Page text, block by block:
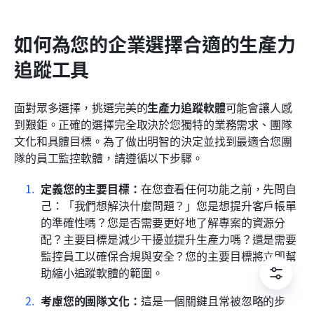
如何為您的企業選擇合適的生產力
追蹤工具
面對眾多選擇，挑選完美的生產力追蹤軟體可能會讓人感
到艱鉅。正確的選擇完全取決於您獨特的業務需求、團隊
文化和具體目標。為了做出明智的決定並找到最適合您團
隊的員工監控軟體，請遵循以下步驟。
定義您的主要目標： 在您查看任何功能之前，先問自
己：「我們想解決什麼問題？」您是想提升客戶帳單
的準確性嗎？您是否需要更好地了解專案的資源分
配？主要目標是減少干擾並提升生產力嗎？還是需要
監控員工以確保合規與安全？您的主要目標將立即幫
助縮小追蹤軟體的範圍。
考慮您的團隊文化： 這是一個關鍵且常被忽略的步